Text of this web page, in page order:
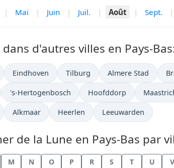
| Mai | Juin | Juil. | Août | Sept. |
d'autres villes en Pays-
Eindhoven Tilburg Almere Stad
's-Hertogenbosch Hoofddorp
Alkmaar Heerlen Leeuwarden
de la Lune en Pays-Bas par
M N O P R S T U V